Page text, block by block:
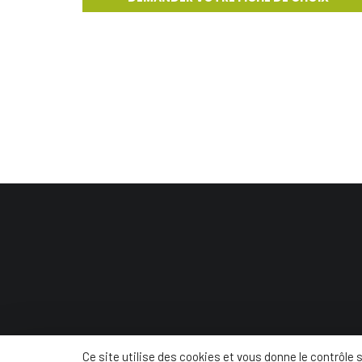
©
Ce site utilise des cookies et vous donne le contrôle